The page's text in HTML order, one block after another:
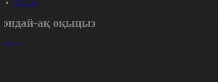
#Қоғам
ақ оқыңыз